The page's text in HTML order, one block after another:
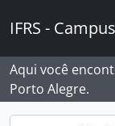
IFRS -
Aqui você
Porto Alegre.